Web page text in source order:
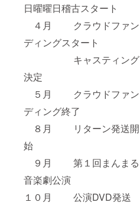
日曜曜日稽古スタート
４月 クラウドファン
ディングスタート
キャスティング
決定
５月 クラウドファン
ディング終了
８月 リターン発送開
始
９月 第１回まんまる
音楽劇公演
１０月 公演DVD発送